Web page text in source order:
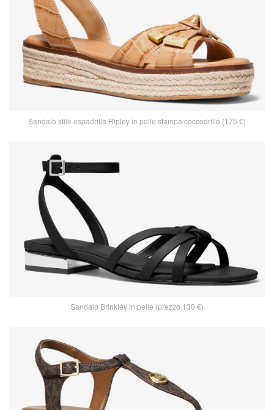
Sandalo stile espadrilla Ripley in pelle stampa coccodrillo (175 €)
Sandalo Brinkley in pelle (prezzo 130 €)